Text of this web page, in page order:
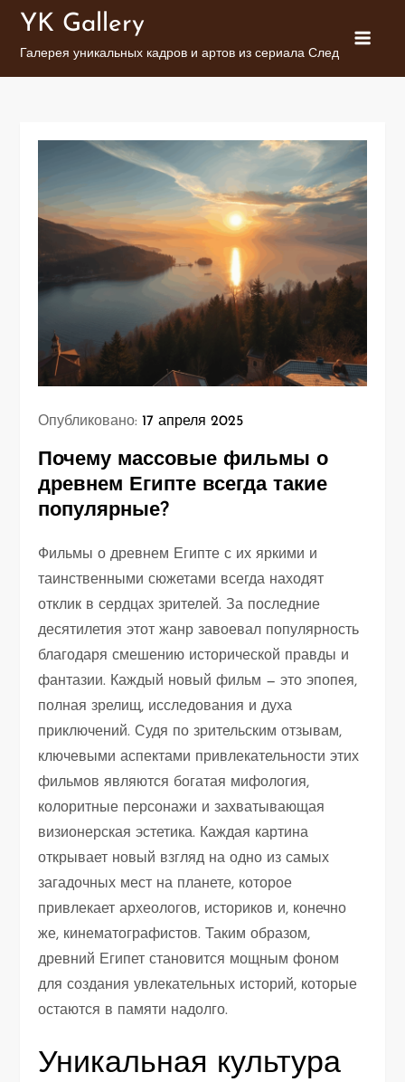
Перейти
содержимому
YK Gallery
Галерея уникальных кадров и артов из сериала След
Опубликовано:17 апреля 2025
Почему массовые фильмы о
древнем Египте всегда такие
популярные?
Фильмы о древнем Египте с их яркими и
таинственными сюжетами всегда находят
отклик в сердцах зрителей. За последние
десятилетия этот жанр завоевал популярность
благодаря смешению исторической правды и
фантазии. Каждый новый фильм — это эпопея,
полная зрелищ, исследования и духа
приключений. Судя по зрительским отзывам,
ключевыми аспектами привлекательности этих
фильмов являются богатая мифология,
колоритные персонажи и захватывающая
визионерская эстетика. Каждая картина
открывает новый взгляд на одно из самых
загадочных мест на планете, которое
привлекает археологов, историков и, конечно
же, кинематографистов. Таким образом,
древний Египет становится мощным фоном
для создания увлекательных историй, которые
остаются в памяти надолго.
Уникальная культура